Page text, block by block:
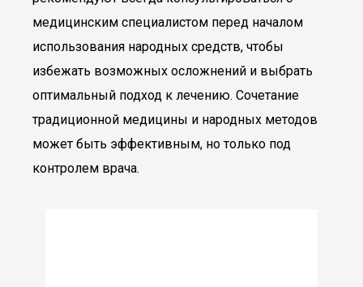
медицинским специалистом перед началом
использования народных средств, чтобы
избежать возможных осложнений и выбрать
оптимальный подход к лечению. Сочетание
традиционной медицины и народных методов
может быть эффективным, но только под
контролем врача.